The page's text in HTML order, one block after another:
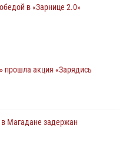
в «Зарнице 2.0»
Магадане задержан
на Колыме
заместитель директора
прошла акция «Зарядись
Магадане задержан